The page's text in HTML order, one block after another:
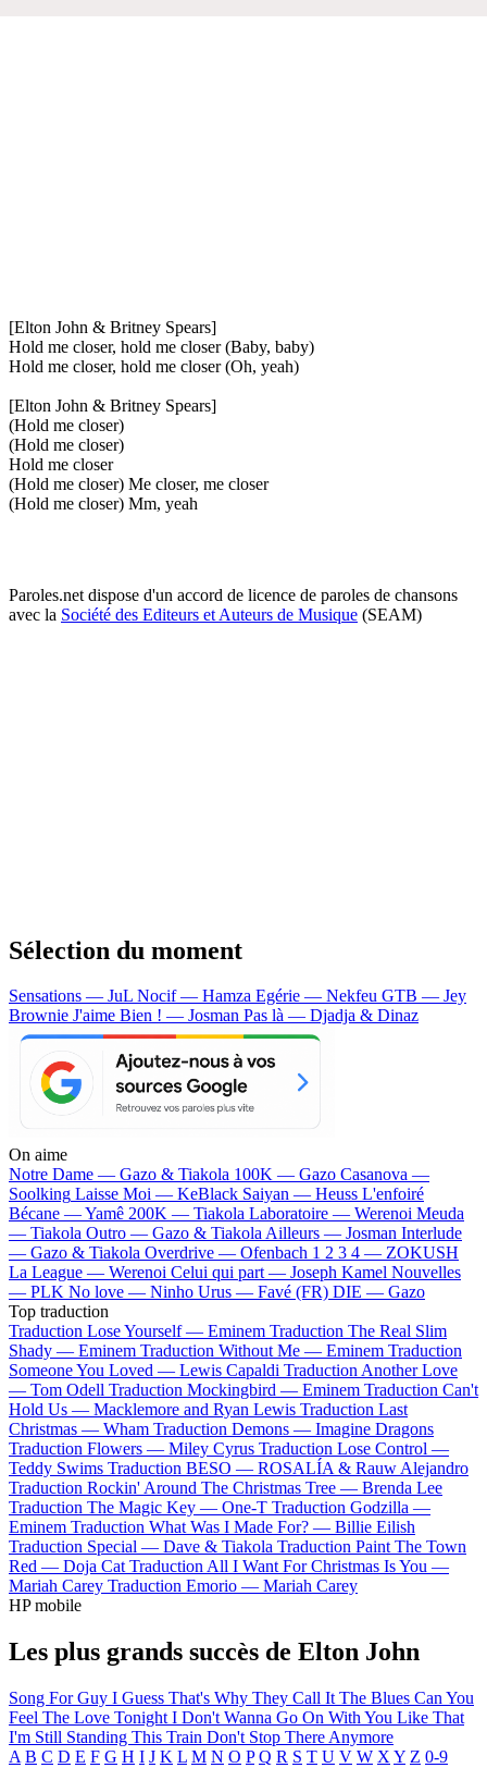
[Elton John & Britney Spears]
Hold me closer, hold me closer (Baby, baby)
Hold me closer, hold me closer (Oh, yeah)
[Elton John & Britney Spears]
(Hold me closer)
(Hold me closer)
Hold me closer
(Hold me closer) Me closer, me closer
(Hold me closer) Mm, yeah
Paroles.net dispose d'un accord de licence de paroles de chansons
avec la Société des Editeurs et Auteurs de Musique (SEAM)
Sélection du moment
Sensations — JuL Nocif — Hamza Egérie — Nekfeu GTB — Jey
Brownie J'aime Bien ! — Josman Pas là — Djadja & Dinaz
On aime
Notre Dame — Gazo & Tiakola 100K — Gazo Casanova —
Soolking Laisse Moi — KeBlack Saiyan — Heuss L'enfoiré
Bécane —Yamê 200K — Tiakola Laboratoire — Werenoi Meuda
— Tiakola Outro — Gazo & TiakolaAilleurs — Josman Interlude
— Gazo & Tiakola Overdrive — Ofenbach 1 2 3 4 — ZOKUSH
La League — Werenoi Celui qui part — Joseph Kamel Nouvelles
— PLK No love — Ninho Urus — Favé (FR) DIE — Gazo
Top traduction
Traduction Lose Yourself — Eminem Traduction The Real Slim
Shady — Eminem Traduction Without Me — Eminem Traduction
Someone You Loved — Lewis Capaldi Traduction Another Love
— Tom Odell Traduction Mockingbird — Eminem Traduction Can't
Hold Us — Macklemore and Ryan Lewis Traduction Last
Christmas — Wham Traduction Demons — Imagine Dragons
Traduction Flowers — Miley Cyrus Traduction Lose Control —
Teddy Swims Traduction BESO — ROSALÍA & Rauw Alejandro
Traduction Rockin' Around The Christmas Tree — Brenda Lee
Traduction The Magic Key — One-T Traduction Godzilla —
Eminem Traduction What Was I Made For? — Billie Eilish
Traduction Special — Dave & Tiakola Traduction Paint The Town
Red — Doja Cat Traduction All I Want For Christmas Is You —
Mariah Carey Traduction Emorio — Mariah Carey
HP mobile
Les plus grands succès de Elton John
Song For Guy I Guess That's Why They Call It The Blues Can You
Feel The Love Tonight I Don't Wanna Go On With You Like That
I'm Still Standing This Train Don't Stop There Anymore
A B C D E F G H I J K L M N O P Q R S T U V W X Y Z 0-9